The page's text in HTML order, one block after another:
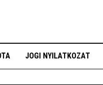
JOGI NYILATKOZAT